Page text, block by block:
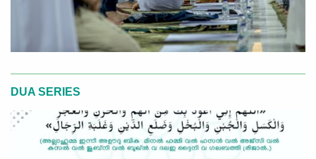
DUA SERIES